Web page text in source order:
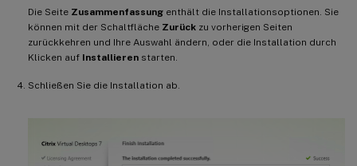
Die Seite Zusammenfassung enthält die Installationsoptionen. Sie
können mit der Schaltfläche Zurück zu vorherigen Seiten
zurückkehren und Ihre Auswahl ändern, oder die Installation durch
Klicken auf Installieren starten.
Schließen Sie die Installation ab.